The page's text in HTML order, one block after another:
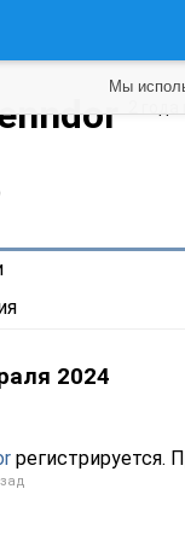
2024
регистрируется.
Мы